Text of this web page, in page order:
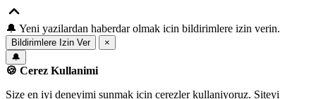
🔔 Yeni yazilardan haberdar olmak icin bildirimlere izin verin.
Bildirimlere Izin Ver
×
🔔
🍪 Cerez Kullanimi
Size en iyi deneyimi sunmak icin cerezler kullaniyoruz. Siteyi